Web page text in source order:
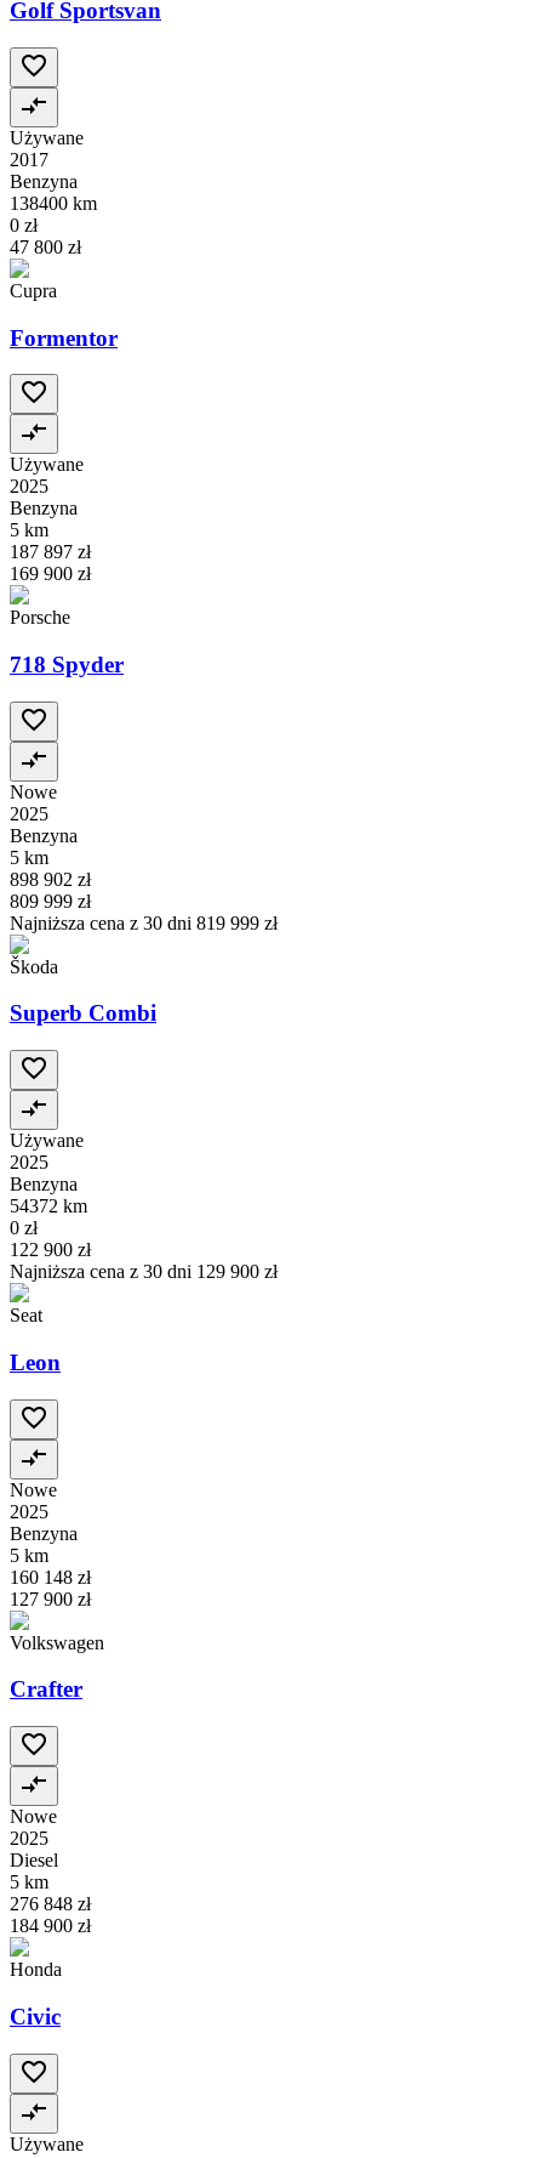
Golf Sportsvan
Używane
2017
Benzyna
138400 km
0 zł
47 800 zł
Cupra
Formentor
Używane
2025
Benzyna
5 km
187 897 zł
169 900 zł
Porsche
718 Spyder
Nowe
2025
Benzyna
5 km
898 902 zł
809 999 zł
Najniższa cena z 30 dni 819 999 zł
Škoda
Superb Combi
Używane
2025
Benzyna
54372 km
0 zł
122 900 zł
Najniższa cena z 30 dni 129 900 zł
Seat
Leon
Nowe
2025
Benzyna
5 km
160 148 zł
127 900 zł
Volkswagen
Crafter
Nowe
2025
Diesel
5 km
276 848 zł
184 900 zł
Honda
Civic
Używane